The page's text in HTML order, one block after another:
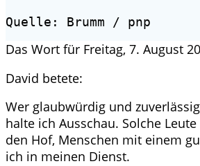
Quelle: Brumm / pnp
Das Wort für Freitag, 7. August
David betete:
Wer glaubwürdig und
halte ich Ausschau. Solche
den Hof, Menschen mit einem
ich in meinen Dienst.